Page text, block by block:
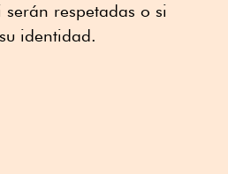
respetadas o si
identidad.